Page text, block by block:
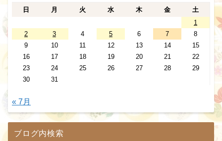
日 月 火 水 木 金
土
1
2
3 4 5 6 7
8
9
10 11 12 13 14
15
16
17 18 19 20 21
22
23
24 25 26 27 28
29
30
31
« 7月
ブログ内検索